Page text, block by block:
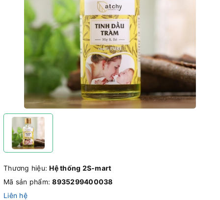
Thương hiệu:Hệ thống 2S-mart
Mã sản phẩm:8935299400038
Liên hệ